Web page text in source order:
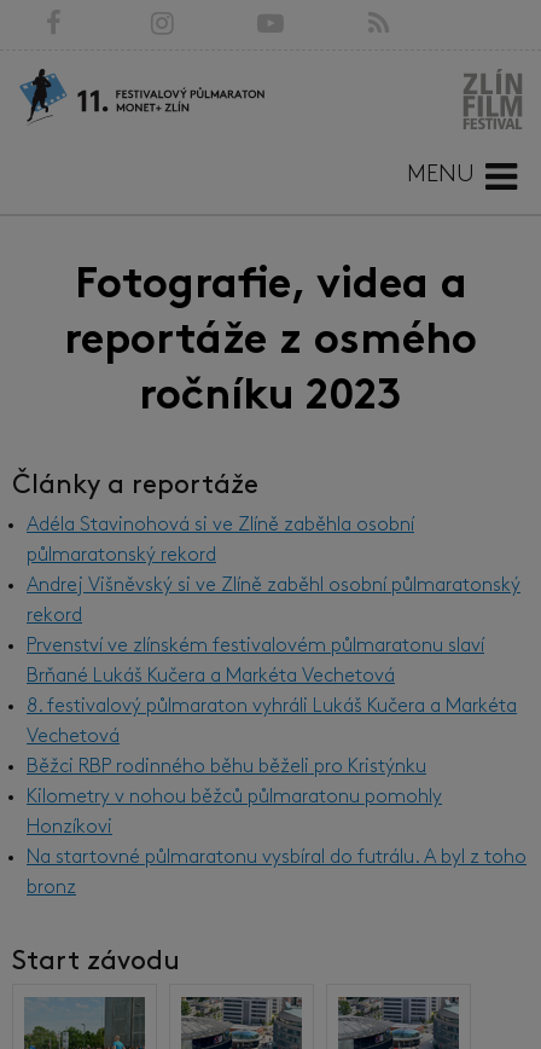
MENU
Fotografie, videa a
reportáže z osmého
ročníku 2023
Články a reportáže
Adéla Stavinohová si ve Zlíně zaběhla osobní
půlmaratonský rekord
Andrej Višněvský si ve Zlíně zaběhl osobní půlmaratonský
rekord
Prvenství ve zlínském festivalovém půlmaratonu slaví
Brňané Lukáš Kučera a Markéta Vechetová
8. festivalový půlmaraton vyhráli Lukáš Kučera a Markéta
Vechetová
Běžci RBP rodinného běhu běželi pro Kristýnku
Kilometry v nohou běžců půlmaratonu pomohly
Honzíkovi
Na startovné půlmaratonu vysbíral do futrálu. A byl z toho
bronz
Start závodu